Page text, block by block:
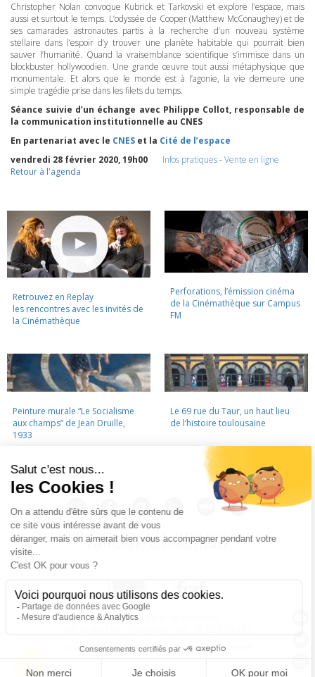
Christopher Nolan convoque Kubrick et Tarkovski et explore l’espace, mais
aussi et surtout le temps. L’odyssée de Cooper (Matthew McConaughey) et de
ses camarades astronautes partis à la recherche d’un nouveau système
stellaire dans l’espoir d’y trouver une planète habitable qui pourrait bien
sauver l’humanité. Quand la vraisemblance scientifique s’immisce dans un
blockbuster hollywoodien. Une grande œuvre tout aussi métaphysique que
monumentale. Et alors que le monde est à l’agonie, la vie demeure une
simple tragédie prise dans les filets du temps.
Séance suivie d’un échange avec Philippe Collot, responsable de
la communication institutionnelle au CNES
En partenariat avec le CNES et la Cité de l’espace
vendredi 28 février 2020, 19h00
Infos pratiques-Vente en ligne
Retour à l'agenda
Retrouvez en Replay
les rencontres avec les invités de
la Cinémathèque
Perforations, l’émission cinéma
de la Cinémathèque sur Campus
FM
Peinture murale “Le Socialisme
aux champs” de Jean Druille,
1933
Le 69 rue du Taur, un haut lieu
de l’histoire toulousaine
LA CINÉMATHÈQUE · CONTACTS · LETTRE D'INFORMATION ·
MENTIONS LÉGALES
La Cinémathèque de Toulouse
La Cinémathèque de Toulouse © 2015. Tous droits réservés.